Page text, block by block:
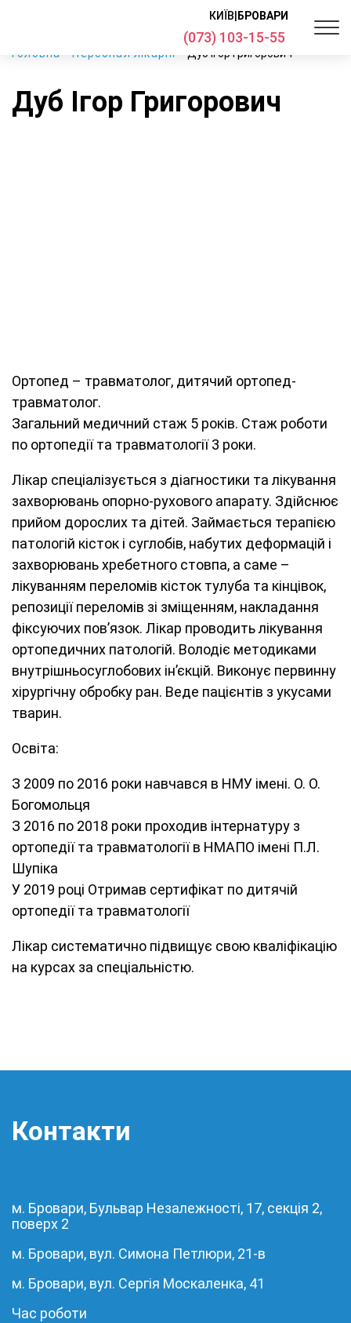
КИЇВ БРОВАРИ
(073) 103-15-55
Головна Персонал лікарні Дуб Ігор Григорович
Дуб Ігор Григорович
Ортопед – травматолог, дитячий ортопед-
травматолог.
Загальний медичний стаж 5 років. Стаж роботи
по ортопедії та травматології 3 роки.
Лікар спеціалізується з діагностики та лікування
захворювань опорно-рухового апарату. Здійснює
прийом дорослих та дітей. Займається терапією
патологій кісток і суглобів, набутих деформацій і
захворювань хребетного стовпа, а саме –
лікуванням переломів кісток тулуба та кінцівок,
репозиції переломів зі зміщенням, накладання
фіксуючих пов’язок. Лікар проводить лікування
ортопедичних патологій. Володіє методиками
внутрішньосуглобових ін’єкцій. Виконує первинну
хірургічну обробку ран. Веде пацієнтів з укусами
тварин.
Освіта:
З 2009 по 2016 роки навчався в НМУ імені. О. О.
Богомольця
З 2016 по 2018 роки проходив інтернатуру з
ортопедії та травматології в НМАПО імені П.Л.
Шупіка
У 2019 році Отримав сертифікат по дитячій
ортопедії та травматології
Лікар систематично підвищує свою кваліфікацію
на курсах за спеціальністю.
Контакти
м. Бровари, Бульвар Незалежності, 17, секція 2,
поверх 2
м. Бровари, вул. Симона Петлюри, 21-в
м. Бровари, вул. Сергія Москаленка, 41
Час роботи